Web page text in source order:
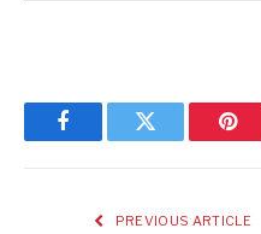
FacebookTwitter
PREVIOUS ARTICLE